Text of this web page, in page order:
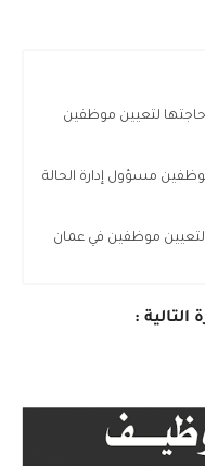
لتعيين موظفين
مسؤول إدارة الحالة
موظفين في عمان
: